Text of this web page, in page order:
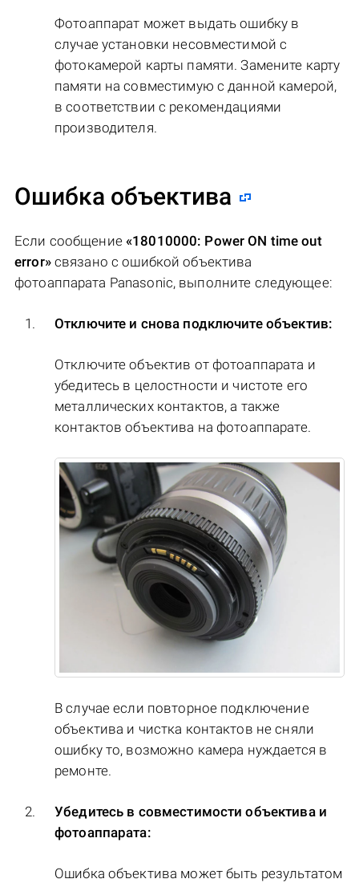
Фотоаппарат может выдать ошибку в
случае установки несовместимой с
фотокамерой карты памяти. Замените карту
памяти на совместимую с данной камерой,
в соответствии с рекомендациями
производителя.
Ошибка объектива
Если сообщение «18010000: Power ON time out
error»связано с ошибкой объектива
фотоаппарата Panasonic, выполните следующее:
Отключите и снова подключите объектив:
Отключите объектив от фотоаппарата и
убедитесь в целостности и чистоте его
металлических контактов, а также
контактов объектива на фотоаппарате.
В случае если повторное подключение
объектива и чистка контактов не сняли
ошибку то, возможно камера нуждается в
ремонте.
Убедитесь в совместимости объектива и
фотоаппарата:
Ошибка объектива может быть результатом